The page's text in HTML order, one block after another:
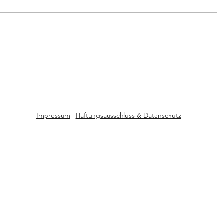
Niluka - Adoption,
Impressum Haftungsausschluss & Datenschutz